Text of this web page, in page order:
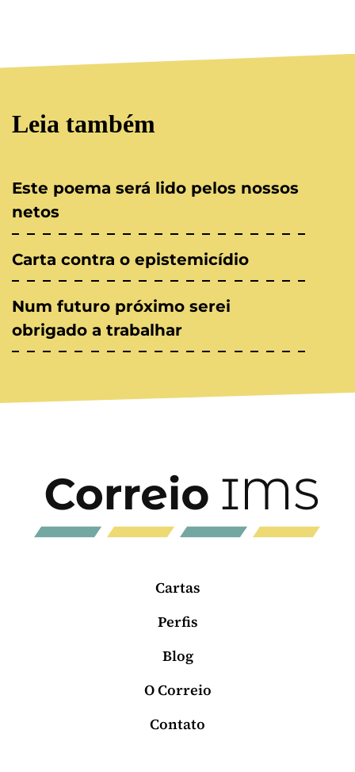
Leia também
Este poema será lido pelos nossos
netos
Carta contra o epistemicídio
Num futuro próximo serei
obrigado a trabalhar
Cartas
Perfis
Blog
O Correio
Contato